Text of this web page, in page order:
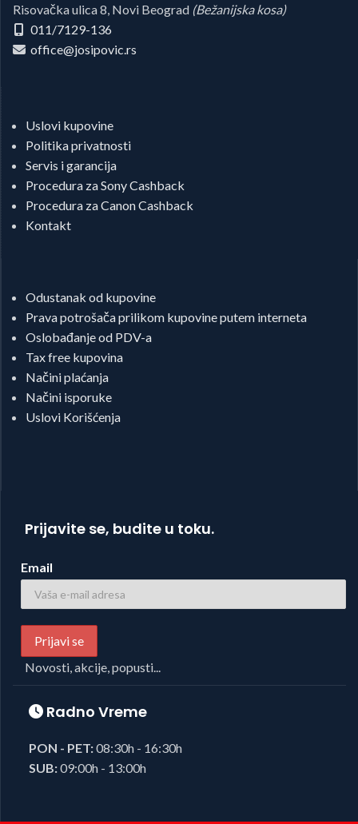
Risovačka ulica 8, Novi Beograd (Bežanijska kosa)
011/7129-136
office@josipovic.rs
Uslovi kupovine
Politika privatnosti
Servis i garancija
Procedura za Sony Cashback
Procedura za Canon Cashback
Kontakt
Odustanak od kupovine
Prava potrošača prilikom kupovine putem interneta
Oslobađanje od PDV-a
Tax free kupovina
Načini plaćanja
Načini isporuke
Uslovi Korišćenja
Prijavite se, budite u toku.
Email
Novosti, akcije, popusti...
Radno Vreme
PON - PET:08:30h - 16:30h
SUB:09:00h - 13:00h